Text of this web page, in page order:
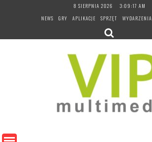
8 SIERPNIA 2026
3:09:18 AM
NEWS
GRY APLIKACJE SPRZĘT WYDARZENIA